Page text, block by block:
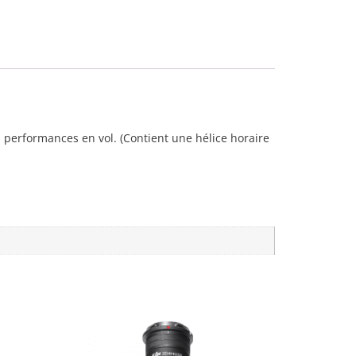
en vol. (Contient une hélice horaire